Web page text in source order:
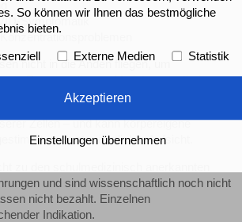
Symptomatik
nicht in die Anden fliegen, um
Regeneration und Leistungsoptimierung
Zellen – und kann körpereigene
und unter ärztlicher Aufsicht.
zu den schulmedizinisch anerkannten
und sind wissenschaftlich noch nicht
nicht bezahlt. Einzelnen
Indikation.
So können wir Ihnen das bestmögliche
bieten.
Externe Medien Statistik
Akzeptieren
Einstellungen übernehmen